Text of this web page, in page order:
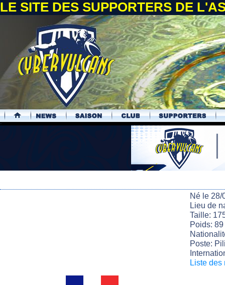
LE SITE DES SUPPORTERS DE
.
Né le 28/
Lieu de
Taille:
Poids:
Poste:
Liste des